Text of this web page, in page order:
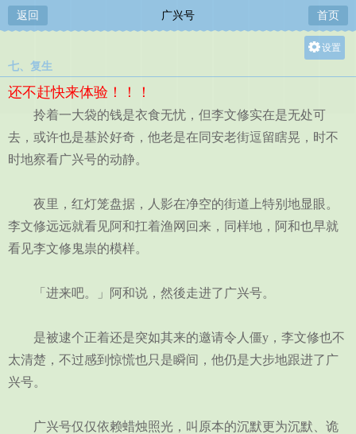
返回 广兴号 首页
设置
中
小
七、复生
还不赶快来体验！！！
拎着一大袋的钱是衣食无忧，但李文修实在是无处可
去，或许也是基於好奇，他老是在同安老街逗留瞎晃，时不
时地察看广兴号的动静。
夜里，红灯笼盘据，人影在净空的街道上特别地显眼。
李文修远远就看见阿和扛着渔网回来，同样地，阿和也早就
看见李文修鬼祟的模样。
「进来吧。」阿和说，然後走进了广兴号。
是被逮个正着还是突如其来的邀请令人僵y，李文修也不
太清楚，不过感到惊慌也只是瞬间，他仍是大步地跟进了广
兴号。
广兴号仅仅依赖蜡烛照光，叫原本的沉默更为沉默、诡